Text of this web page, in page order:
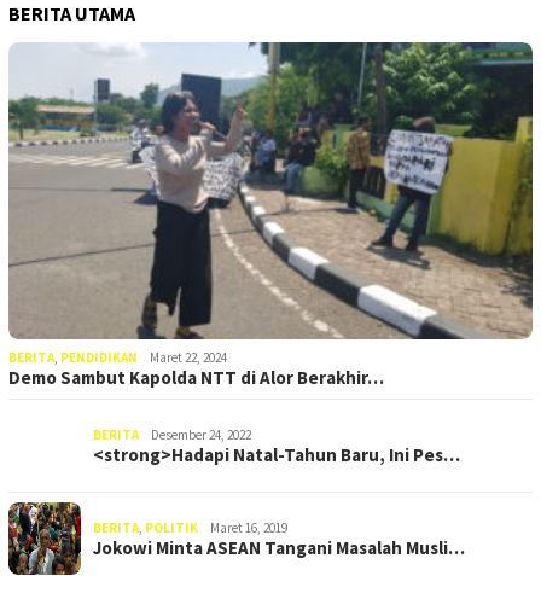
BERITA UTAMA
BERITA, PENDIDIKAN Maret 22, 2024
Demo Sambut Kapolda NTT di Alor Berakhir…
BERITA Desember 24, 2022
<strong>Hadapi Natal-Tahun Baru, Ini Pes…
BERITA, POLITIK Maret 16, 2019
Jokowi Minta ASEAN Tangani Masalah Musli…